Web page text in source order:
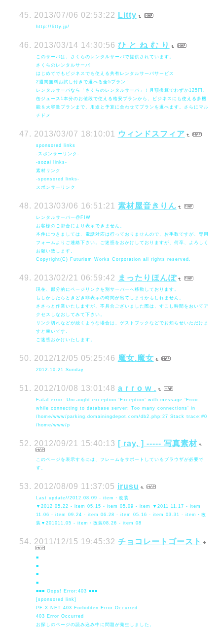
2013/07/06 02:53:22 Litty
http://litty.jp/
2013/03/14 14:30:56 ひ と ね む り
このサーバは、さくらのレンタルサーバで提供されています。
さくらのレンタルサーバ
はじめてでもビジネスでも使える共有レンタルサーバサービス
2週間無料お試し付きで選べる全5プラン！
レンタルサーバなら「さくらのレンタルサーバ」！月額換算でわずか125円、
缶ジュース1本分のお値段で使える格安プランから、ビジネスにも使える多機
能＆大容量プランまで、用途と予算に合わせてプランを選べます。さらにマル
チドメ
2013/03/07 18:10:01 ウィンドスフィア
sponsored links
-スポンサーリンク-
-sozai links-
素材リンク
-sponsored links-
スポンサーリンク
2013/03/06 16:51:21 素材屋音きりん
レンタルサーバー@FIW
お客様のご都合により表示できません。
本件につきましては、電話対応は行っておりませんので、お手数ですが、専用
フォームよりご連絡下さい。ご迷惑をおかけしておりますが、何卒、よろしく
お願い致します。
Copyright(C) Futurism Works Corporation all rights reserved.
2013/02/21 06:59:42 まったりほんぽ
現在、部分的にページリンクを別サーバーへ移動しております。
もしかしたらときどき非表示の時間が出てしまうかもしれません。
ささっと作業いたしますが、不具合ございました際は、すこし時間をおいてア
クセスしなおしてみて下さい。
リンク切れなどが続くような場合は、ゲストブックなどでお知らせいただけま
すと幸いです。
ご迷惑おかけいたします。
2012/12/05 05:25:46 魔女.魔女
2012.10.21 Sunday
2012/10/08 13:01:48 a r r o w .
Fatal error: Uncaught exception ’Exception’ with message ’Error
while connecting to database server: Too many connections’ in
/home/www/parking.domainingdepot.com/db2.php:27 Stack trace:#0
/home/www/p
2012/09/21 15:40:13 [ ray, ] ----- 写真素材
このページを表示するには、フレームをサポートしているブラウザが必要で
す。
2012/08/09 11:37:05 irusu
Last update//2012.08.09 - item・改装
▼2012 05.22 - item 05.15 - item 05.09 - item ▼2011 11.17 - item
11.06 - item 09.24 - item 06.28 - item 05.16 - item 03.31 - item・改
装▼201011.05 - item・改装08.26 - item 08
2011/12/15 19:45:32 チョコレートゴースト
■
■
■
■
■■■ Oops! Error:403 ■■■
[sponsored link]
PF-X.NET 403 Forbidden Error Occurred
403 Error Occurred
お探しのページの読み込み中に問題が発生しました。